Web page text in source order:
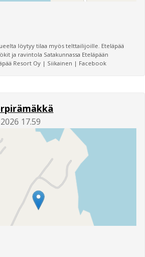
löytyy tilaa myös telttailijoille. Eteläpää
ja ravintola Satakunnassa Eteläpään
Resort Oy | Siikainen | Facebook
17.59